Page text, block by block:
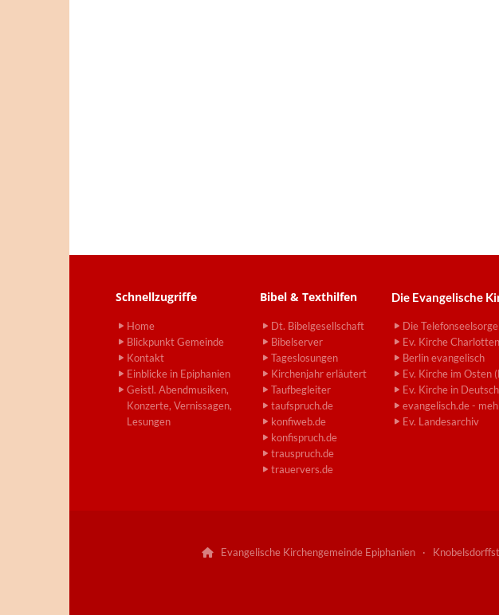
Schnellzugriffe
Home
Blickpunkt Gemeinde
Kontakt
Einblicke in Epiphanien
Geistl. Abendmusiken,
Konzerte, Vernissagen,
Lesungen
Bibel & Texthilfen
Dt. Bibelgesellschaft
Bibelserver
Tageslosungen
Kirchenjahr erläutert
Taufbegleiter
taufspruch.de
konfiweb.de
konfispruch.de
trauspruch.de
trauervers.de
Die Evangelische
Die Telefonseelsorge
Ev. Kirche
Berlin evangelisch
Ev. Kirche im Osten
Ev. Kirche in
evangelisch.de -
Ev. Landesarchiv
Evangelische Kirchengemeinde Epiphanien ·